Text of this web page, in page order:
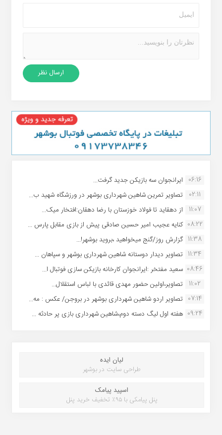
06:16 ایرانجوان سه بازیکن جدید گرفت...
02:11
تصاویر تمرین شاهین شهردارى بوشهر در ورزشگاه شهید ب...
11:07
از دهقاید تا فولاد خوزستان با رضا دهقان:افتخار میک...
08:22 کنایه عجیب امیر حسین صادقی پیش از بازی مقابل پارس ...
11:38 گزارش روز/گنج میخواهید ،بروید بوشهر!...
11:34 تصاویر دیدار دوستانه شاهین شهردارى بوشهر و سپاهان ...
08:46 سعید مفتخر :ایرانجوان کارخانه بازیکن سازی فوتبال ا...
11:02
تصاویر،اولین حضور مهدی قائدی با لباس استقلال...
07:14 تصاویر اردو شاهین شهرداری بوشهر در بروجن/ عکس : مه...
09:24 هفته اول لیگ دسته دوم،شاهین شهرداری بازی پر حادثه ...
لیان ایده
طراحی سایت در بوشهر
اسپید پیامک
پنل پیامکی با ۹۵٪ تخفیف خرید پنل